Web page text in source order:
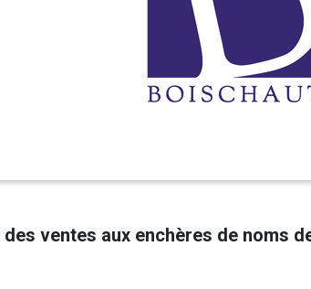
ventes aux enchères de noms